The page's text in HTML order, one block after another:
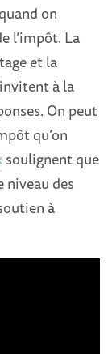
on
l’impôt. La
et la
invitent à la
On peut
qu’on
soulignent que
niveau des
à